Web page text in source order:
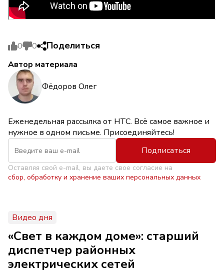
0 0 Поделиться
Автор материала
Фёдоров Олег
Еженедельная рассылка от НТС. Всё самое важное и
нужное в одном письме. Присоединяйтесь!
Подписаться
Оставляя свой e-mail, вы даете свое согласие на
сбор, обработку и хранение ваших персональных данных
Видео дня
«Свет в каждом доме»: старший
диспетчер районных
электрических сетей